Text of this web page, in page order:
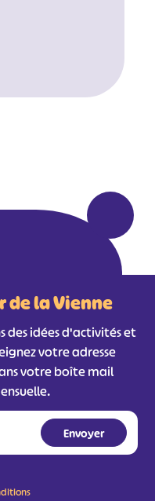
de la Vienne
des idées d'activités et
votre adresse
votre boîte mail